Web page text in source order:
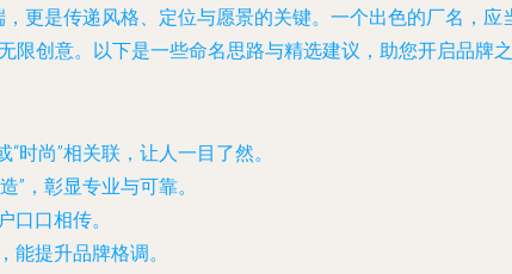
更是传递风格、定位与愿景的关键。一个出色的厂名，
创意。以下是一些命名思路与精选建议，助您开启品牌之
“时尚”相关联，让人一目了然。
”，彰显专业与可靠。
口口相传。
能提升品牌格调。